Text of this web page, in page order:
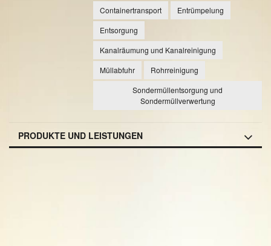
Containertransport
Entrümpelung
Entsorgung
Kanalräumung und Kanalreinigung
Müllabfuhr
Rohrreinigung
Sondermüllentsorgung und
Sondermüllverwertung
PRODUKTE UND LEISTUNGEN